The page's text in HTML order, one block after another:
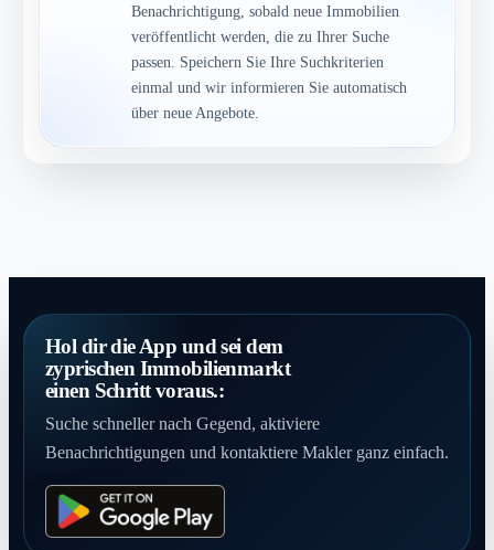
Benachrichtigung, sobald neue Immobilien
veröffentlicht werden, die zu Ihrer Suche
passen. Speichern Sie Ihre Suchkriterien
einmal und wir informieren Sie automatisch
über neue Angebote.
Hol dir die App und sei dem
zyprischen Immobilienmarkt
einen Schritt voraus.:
Suche schneller nach Gegend, aktiviere
Benachrichtigungen und kontaktiere Makler ganz einfach.